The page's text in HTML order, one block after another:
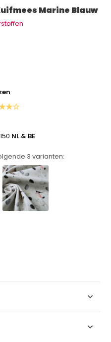
Marine Blauw
NL & BE
3 varianten: